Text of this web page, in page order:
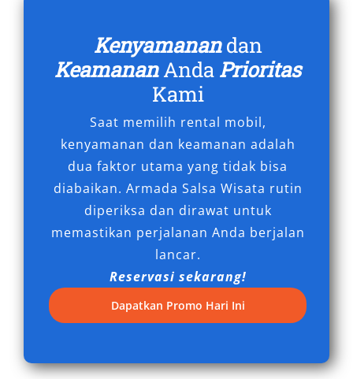
Bulanan, dan Bisnis
Bagi kebutuhan mobilitas reguler, seperti
Thaha, kunjungan perusahaan, atau kebutuhan
keluarga dalam waktu tertentu, booking
Fortuner harian dan bulanan sangat efisien
secara biaya. Anda tidak perlu memikirkan
perawatan, pajak, atau penyusutan nilai
kendaraan. Cukup bayar harga sewa Fortuner
Jambi yang kompetitif dan kendaraan siap
digunakan kapan pun dibutuhkan.
Pilihan Terbaik untuk Mobilitas
Kenyamanandan
KeamananAnda Prioritas
Kami
Saat memilih rental mobil,
kenyamanan dan keamanan adalah
dua faktor utama yang tidak bisa
diabaikan. Armada Salsa Wisata rutin
diperiksa dan dirawat untuk
memastikan perjalanan Anda berjalan
lancar.
Reservasi sekarang!
Dapatkan Promo Hari Ini